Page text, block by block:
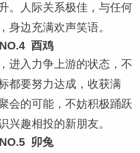
。人际关系极佳，与任何
身边充满欢声笑语。
NO.4 酉鸡
进入力争上游的状态，不
都要努力达成，收获满
会的可能，不妨积极踊跃
兴趣相投的新朋友。
NO.5 卯兔